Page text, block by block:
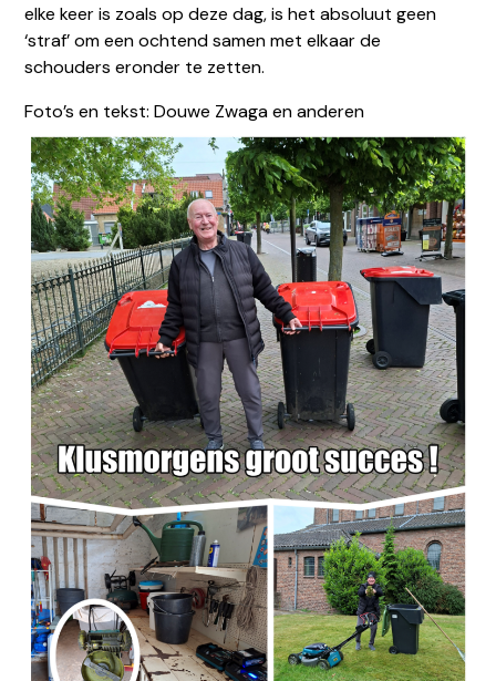
elke keer is zoals op deze dag, is het absoluut geen
‘straf’ om een ochtend samen met elkaar de
schouders eronder te zetten.
Foto’s en tekst: Douwe Zwaga en anderen